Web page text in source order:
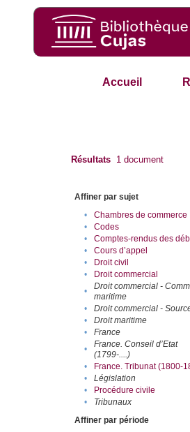
Accueil
Résultats 1 document
Affiner par sujet
•
Chambres de commerce
•
Codes
•
Comptes-rendus des
•
Cours d’appel
•
Droit civil
•
Droit commercial
•
Droit commercial -
maritime
• Droit commercial -
•
Droit maritime
•
France
•
France. Conseil d’Etat
(1799-....)
• France. Tribunat (1800-
•
Législation
•
Procédure civile
•
Tribunaux
Affiner par période